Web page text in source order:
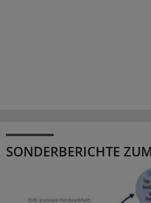
SONDERBERICHTE